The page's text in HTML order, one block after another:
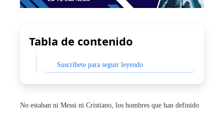
Tabla de contenido
Suscríbete para seguir leyendo
No estaban ni Messi ni Cristiano, los hombres que han definido